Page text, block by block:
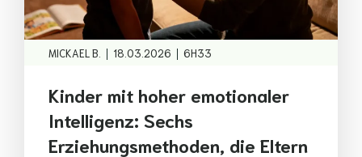
MICKAEL B. | 18.03.2026 | 6H33
Kinder mit hoher emotionaler
Intelligenz: Sechs
Erziehungsmethoden, die Eltern